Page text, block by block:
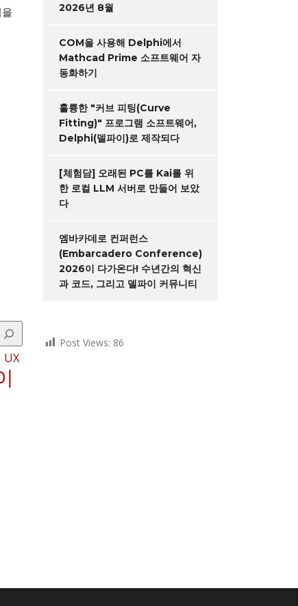
UX
2026년 8월
COM을 사용해 Delphi에서
Mathcad Prime 소프트웨어 자
동화하기
훌륭한 "커브 피팅(Curve
Fitting)" 프로그램 소프트웨어,
Delphi(델파이)로 제작되다
[체험담] 오래된 PC를 Kai를 위
한 로컬 LLM 서버로 만들어 보았
다
엠바카데로 컨퍼런스
(Embarcadero Conference)
2026이 다가온다! 수년간의 혁신
과 코드, 그리고 델파이 커뮤니티
Post Views: 86